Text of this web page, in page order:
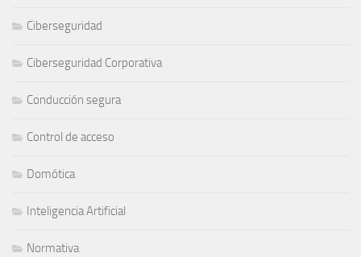
Ciberseguridad
Ciberseguridad Corporativa
Conducción segura
Control de acceso
Domótica
Inteligencia Artificial
Normativa